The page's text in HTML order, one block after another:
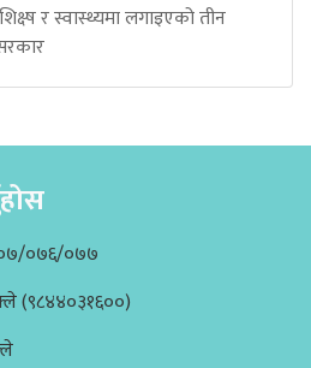
र स्वास्थ्यमा लगाइएको तीन
०७६/०७७
(९८४४०३१६००)